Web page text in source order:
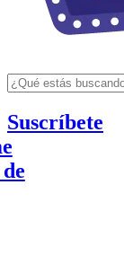
Suscríbete